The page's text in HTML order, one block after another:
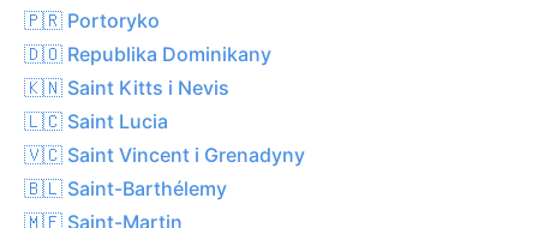
🇵🇷 Portoryko
🇩🇴 Republika Dominikany
🇰🇳 Saint Kitts i Nevis
🇱🇨 Saint Lucia
🇻🇨 Saint Vincent i Grenadyny
🇧🇱 Saint-Barthélemy
🇲🇫 Saint-Martin